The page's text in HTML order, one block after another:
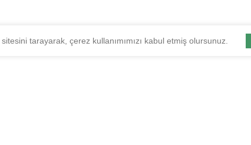
tarayarak, çerez kullanımımızı kabul etmiş olursunuz.